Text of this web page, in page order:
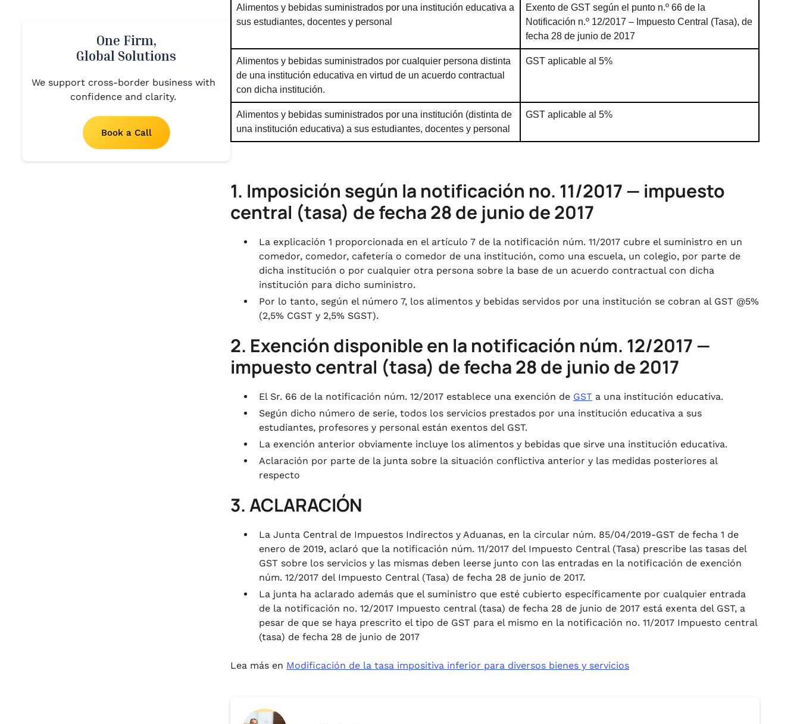
notificación núm. 12/2017 —
impuesto central (tasa) de fecha
28 de junio de 2017
. 3. ACLARACIÓN
One Firm,
Global Solutions
We support cross-border business with
confidence and clarity.
Book a Call
Alimentos y bebidas suministrados por una institución educativa a
sus estudiantes, docentes y personal
Exento de GST según el punto n.º 66 de la
Notificación n.º 12/2017 – Impuesto Central (Tasa), de
fecha 28 de junio de 2017
Alimentos y bebidas suministrados por cualquier persona distinta
de una institución educativa en virtud de un acuerdo contractual
con dicha institución.
GST aplicable al 5%
Alimentos y bebidas suministrados por una institución (distinta de
una institución educativa) a sus estudiantes, docentes y personal
GST aplicable al 5%
1. Imposición según la notificación no. 11/2017 — impuesto
central (tasa) de fecha 28 de junio de 2017
La explicación 1 proporcionada en el artículo 7 de la notificación núm. 11/2017 cubre el suministro en un
comedor, comedor, cafetería o comedor de una institución, como una escuela, un colegio, por parte de
dicha institución o por cualquier otra persona sobre la base de un acuerdo contractual con dicha
institución para dicho suministro.
Por lo tanto, según el número 7, los alimentos y bebidas servidos por una institución se cobran al GST @5%
(2,5% CGST y 2,5% SGST).
2. Exención disponible en la notificación núm. 12/2017 —
impuesto central (tasa) de fecha 28 de junio de 2017
El Sr. 66 de la notificación núm. 12/2017 establece una exención de GST a una institución educativa.
Según dicho número de serie, todos los servicios prestados por una institución educativa a sus
estudiantes, profesores y personal están exentos del GST.
La exención anterior obviamente incluye los alimentos y bebidas que sirve una institución educativa.
Aclaración por parte de la junta sobre la situación conflictiva anterior y las medidas posteriores al
respecto
3. ACLARACIÓN
La Junta Central de Impuestos Indirectos y Aduanas, en la circular núm. 85/04/2019-GST de fecha 1 de
enero de 2019, aclaró que la notificación núm. 11/2017 del Impuesto Central (Tasa) prescribe las tasas del
GST sobre los servicios y las mismas deben leerse junto con las entradas en la notificación de exención
núm. 12/2017 del Impuesto Central (Tasa) de fecha 28 de junio de 2017.
La junta ha aclarado además que el suministro que esté cubierto específicamente por cualquier entrada
de la notificación no. 12/2017 Impuesto central (tasa) de fecha 28 de junio de 2017 está exenta del GST, a
pesar de que se haya prescrito el tipo de GST para el mismo en la notificación no. 11/2017 Impuesto central
(tasa) de fecha 28 de junio de 2017
Lea más en Modificación de la tasa impositiva inferior para diversos bienes y servicios